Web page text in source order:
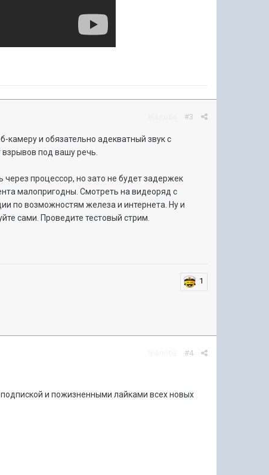
#3
и обязательно адекватный звук с
под вашу речь.
через процессор, но зато не будет задержек
малопригодны. Смотреть на видеоряд с
по возможностям железа и интернета. Ну и
сами. Проведите тестовый стрим.
1
#4
и пожизненными лайками всех новых